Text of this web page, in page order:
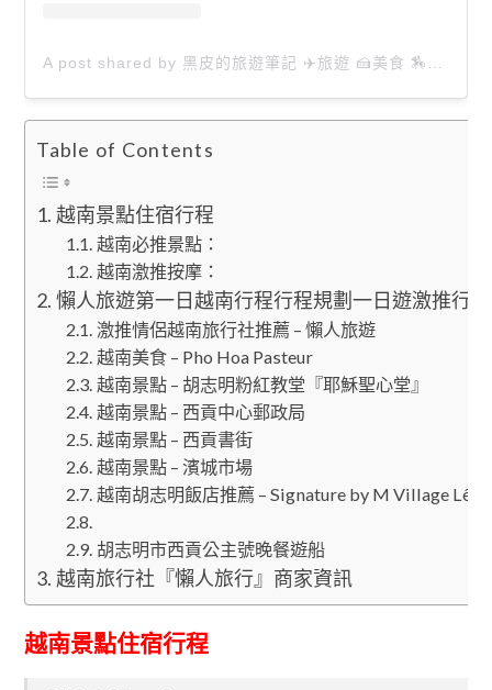
Table of Contents
越南景點住宿行程
越南必推景點：
越南激推按摩：
懶人旅遊第一日越南行程行程規劃一日遊激推行程
激推情侶越南旅行社推薦 – 懶人旅遊
越南美食 – Pho Hoa Pasteur
越南景點 – 胡志明粉紅教堂『耶穌聖心堂』
越南景點 – 西貢中心郵政局
越南景點 – 西貢書街
越南景點 – 濱城市場
越南胡志明飯店推薦 – Signature by M Village Lê
胡志明市西貢公主號晚餐遊船
越南旅行社『懶人旅行』商家資訊
越南景點住宿行程